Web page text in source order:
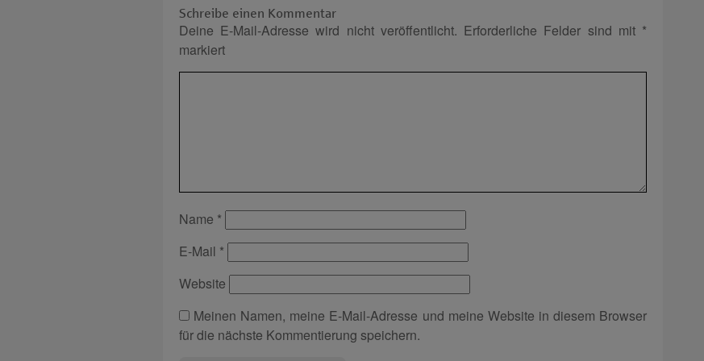
Schreibe einen Kommentar
Deine E-Mail-Adresse wird nicht veröffentlicht. Erforderliche Felder sind mit *
markiert
Name *
E-Mail *
Website
Meinen Namen, meine E-Mail-Adresse und meine Website in diesem Browser
für die nächste Kommentierung speichern.